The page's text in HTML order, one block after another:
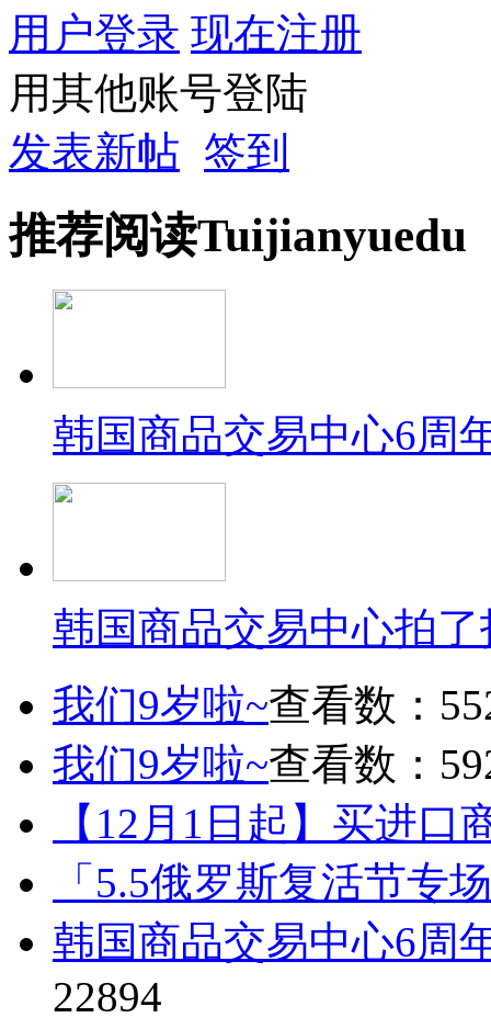
用户登录 现在注册
用其他账号登陆
发表新帖 签到
推荐阅读Tuijianyuedu
韩国商品交易中心6周
韩国商品交易中心拍
我们9岁啦~查看数：
我们9岁啦~查看数：
【12月1日起】买进口
「5.5俄罗斯复活节专
韩国商品交易中心6周
22894